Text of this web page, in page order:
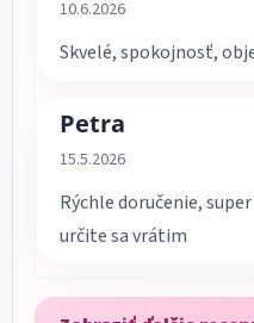
10.6.2026
Skvelé, spokojnosť,
Petra
Hodnotenie obchodu je
15.5.2026
Rýchle doručenie,
určite sa vrátim